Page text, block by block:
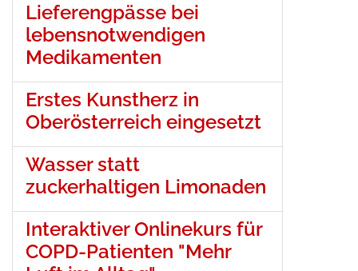
Lieferengpässe bei
lebensnotwendigen
Medikamenten
Erstes Kunstherz in
Oberösterreich eingesetzt
Wasser statt
zuckerhaltigen Limonaden
Interaktiver Onlinekurs für
COPD-Patienten "Mehr